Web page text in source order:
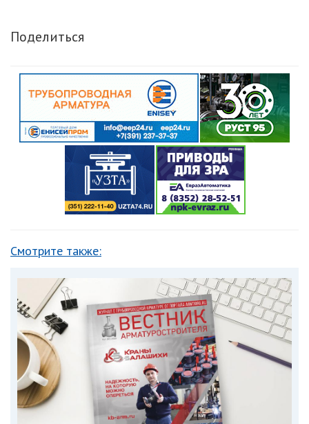
Поделиться
Смотрите также: